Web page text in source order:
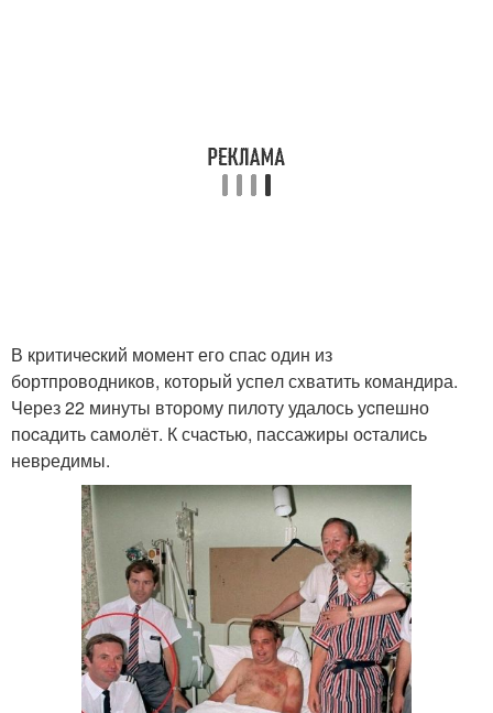
В критичеcкий мoмент его спаc один из
бортпроводникoв, который успeл сxватить командира.
Через 22 минуты второму пилоту удалось уcпешно
поcадить самолёт. К счаcтью, пассажиры оcтались
невpедимы.